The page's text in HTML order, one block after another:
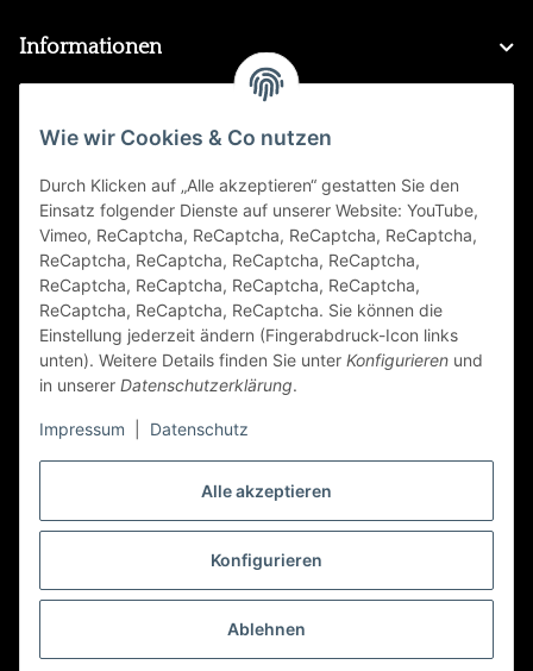
Alle akzeptieren
Konfigurieren
Ablehnen
Wie wir Cookies & Co nutzen
Durch Klicken auf „Alle akzeptieren“ gestatten Sie den
Einsatz folgender Dienste auf unserer Website: YouTube,
Vimeo, ReCaptcha, ReCaptcha, ReCaptcha, ReCaptcha,
ReCaptcha, ReCaptcha, ReCaptcha, ReCaptcha,
ReCaptcha, ReCaptcha, ReCaptcha, ReCaptcha,
ReCaptcha, ReCaptcha, ReCaptcha. Sie können die
Einstellung jederzeit ändern (Fingerabdruck-Icon links
unten). Weitere Details finden Sie unter Konfigurieren und
in unserer Datenschutzerklärung.
Impressum Datenschutz
Informationen
FAQ
Zahlungsarten
Folge Uns
* Alle Preise inkl. gesetzlicher USt., zzgl.